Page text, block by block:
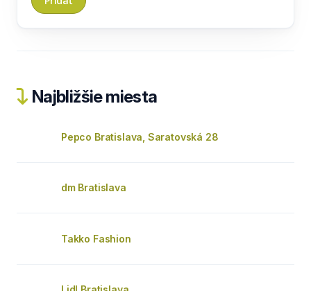
Najbližšie miesta
Pepco Bratislava, Saratovská 28
dm Bratislava
Takko Fashion